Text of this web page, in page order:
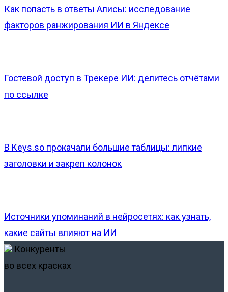
Как попасть в ответы Алисы: исследование
факторов ранжирования ИИ в Яндексе
Гостевой доступ в Трекере ИИ: делитесь отчётами
по ссылке
В Keys.so прокачали большие таблицы: липкие
заголовки и закреп колонок
Источники упоминаний в нейросетях: как узнать,
какие сайты влияют на ИИ
Конкуренты
во всех красках